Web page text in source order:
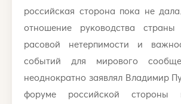
российская сторона пока не
отношение руководства
расовой нетерпимости и
событий для мирового
неоднократно заявлял Владимир
форуме российской стороны